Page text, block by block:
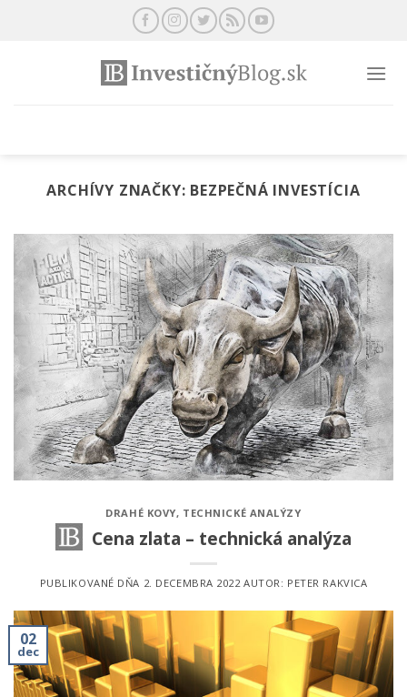
ARCHÍVY ZNAČKY: BEZPEČNÁ INVESTÍCIA
DRAHÉ KOVY, TECHNICKÉ ANALÝZY
Cena zlata – technická analýza
PUBLIKOVANÉ DŇA 2. DECEMBRA 2022 AUTOR: PETER RAKVICA
02
dec